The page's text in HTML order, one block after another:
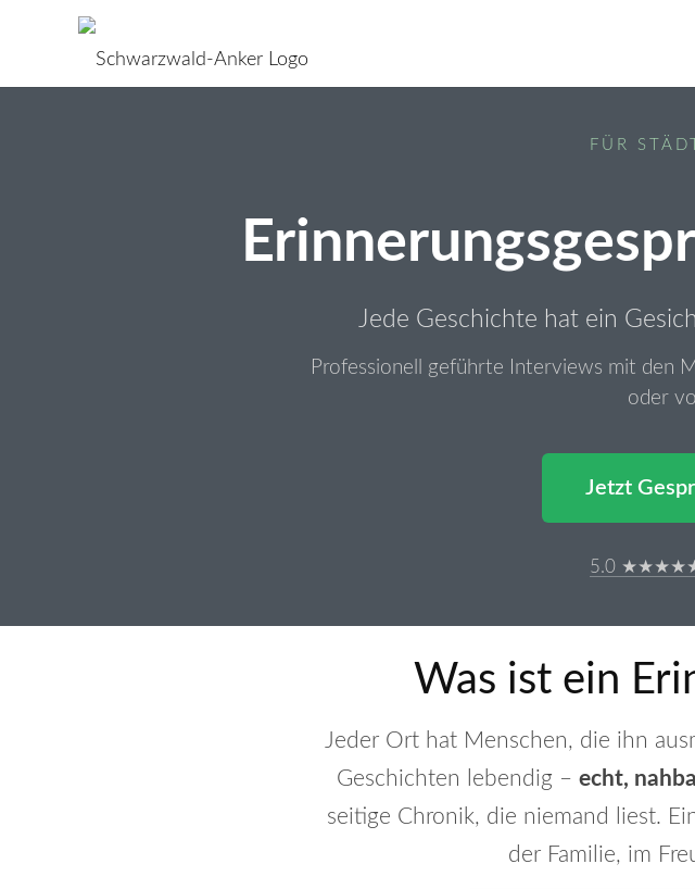
FÜR
Jede Geschichte hat ein
Professionell geführte Interviews mit den
oder
Jetzt
5.0 ★★★★★
Was ist ein
Jeder Ort hat Menschen, die ihn
Geschichten lebendig – echt,
seitige Chronik, die niemand liest.
der Familie, im